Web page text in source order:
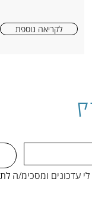
לקריאה נוספת
עדכונים ומסכימ/ה